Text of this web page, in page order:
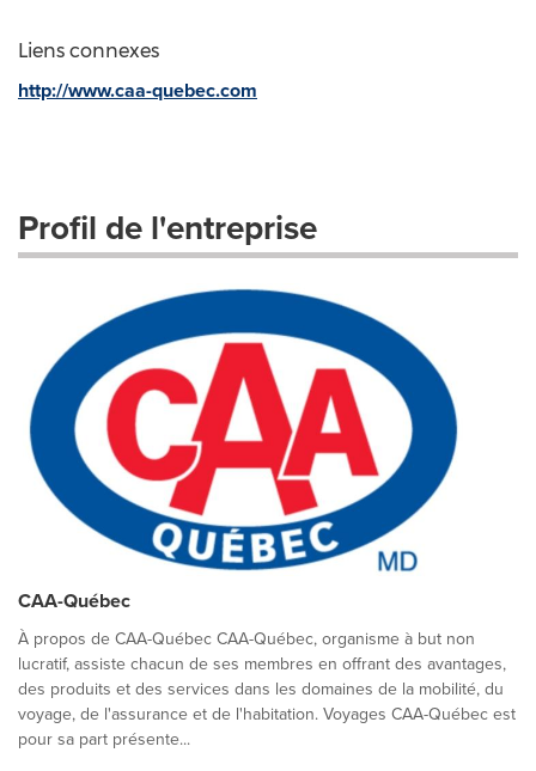
Liens connexes
http://www.caa-quebec.com
Profil de l'entreprise
CAA-Québec
À propos de CAA-Québec CAA-Québec, organisme à but non
lucratif, assiste chacun de ses membres en offrant des avantages,
des produits et des services dans les domaines de la mobilité, du
voyage, de l'assurance et de l'habitation. Voyages CAA-Québec est
pour sa part présente...